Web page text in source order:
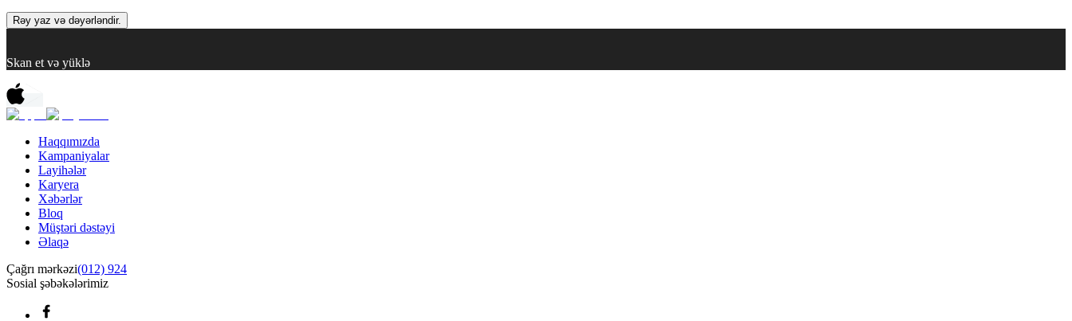
Rəy yaz və dəyərləndir.
Skan et və yüklə
Haqqımızda
Kampaniyalar
Layihələr
Karyera
Xəbərlər
Bloq
Müştəri dəstəyi
Əlaqə
Çağrı mərkəzi(012) 924
Sosial şəbəkələrimiz